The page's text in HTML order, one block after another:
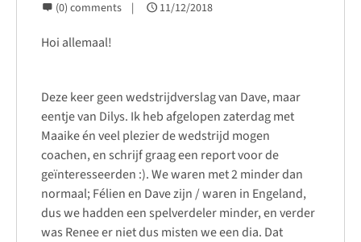
(0) comments 11/12/2018
Hoi allemaal!
Deze keer geen wedstrijdverslag van Dave, maar
eentje van Dilys. Ik heb afgelopen zaterdag met
Maaike én veel plezier de wedstrijd mogen
coachen, en schrijf graag een report voor de
geïnteresseerden :). We waren met 2 minder dan
normaal; Félien en Dave zijn / waren in Engeland,
dus we hadden een spelverdeler minder, en verder
was Renee er niet dus misten we een dia. Dat